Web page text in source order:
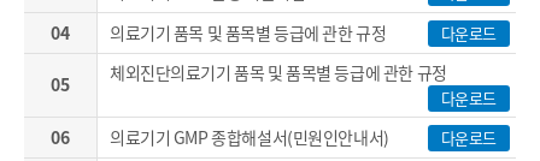
04 의료기기 품목 및 품목별 등급에 관한 규정 다운로드
05 체외진단의료기기 품목 및 품목별 등급에 관한 규정
다운로드
06 의료기기 GMP 종합해설서(민원인안내서) 다운로드